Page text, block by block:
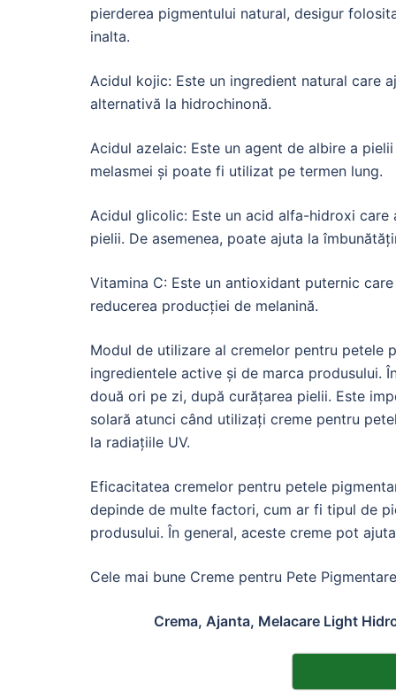
pierderea pigmentului natural, desigur
inalta.
Acidul kojic: Este un ingredient natural care
alternativă la hidrochinonă.
Acidul azelaic: Este un agent de albire a
melasmei și poate fi utilizat pe termen lung.
Acidul glicolic: Este un acid alfa-hidroxi
pielii. De asemenea, poate ajuta la
Vitamina C: Este un antioxidant puternic
reducerea producției de melanină.
Modul de utilizare al cremelor pentru petele
ingredientele active și de marca produsului.
două ori pe zi, după curățarea pielii. Este
solară atunci când utilizați creme pentru
la radiațiile UV.
Eficacitatea cremelor pentru petele
depinde de multe factori, cum ar fi tipul de
produsului. În general, aceste creme pot
Cele mai bune Creme pentru Pete
Crema, Ajanta, Melacare Light